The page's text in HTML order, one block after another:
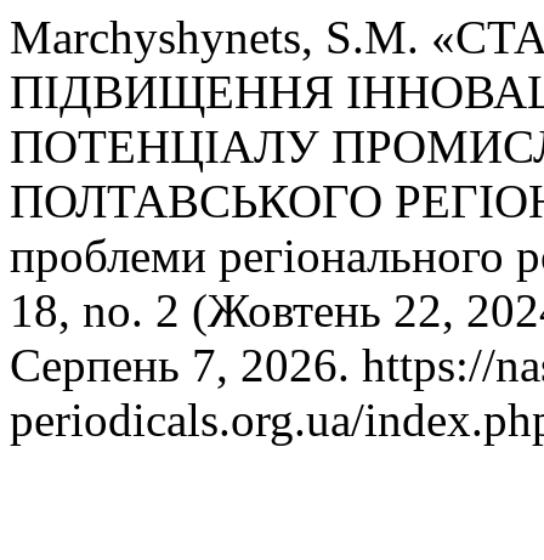
Marchyshynets, S.M.
ПІДВИЩЕННЯ
ПОТЕНЦІАЛУ
ПОЛТАВСЬКОГО
проблеми регіонального
18, no. 2 (Жовтень 22,
Серпень 7, 2026. https://
periodicals.org.ua/